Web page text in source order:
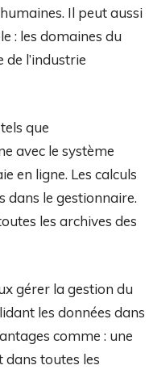
Il peut aussi
: les domaines du
l’industrie
que
avec le système
en ligne. Les calculs
dans le gestionnaire.
les archives des
gérer la gestion du
les données dans
comme : une
dans toutes les